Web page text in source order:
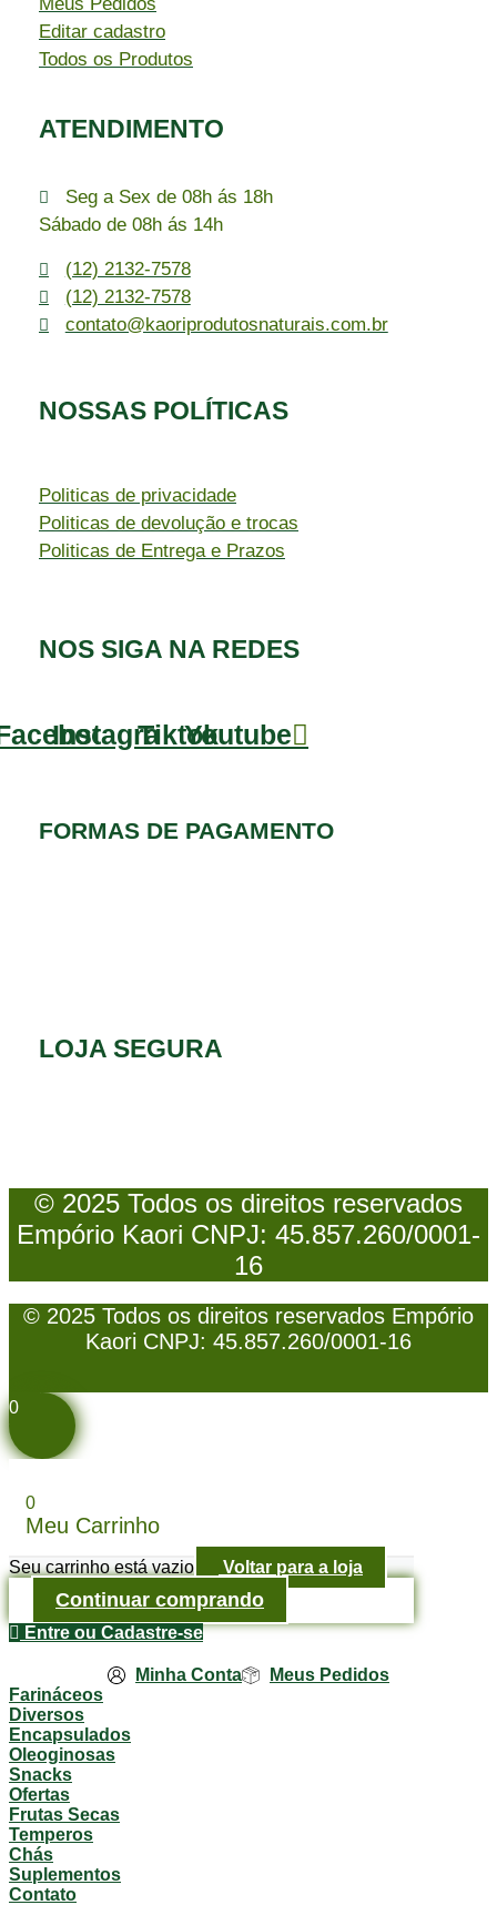
Meus Pedidos
Editar cadastro
Todos os Produtos
ATENDIMENTO
Seg a Sex de 08h ás 18h
Sábado de 08h ás 14h
(12) 2132-7578
(12) 2132-7578
contato@kaoriprodutosnaturais.com.br
NOSSAS POLÍTICAS
Politicas de privacidade
Politicas de devolução e trocas
Politicas de Entrega e Prazos
NOS SIGA NA REDES
Instagram
TiktokYoutube
FORMAS DE PAGAMENTO
LOJA SEGURA
© 2025 Todos os direitos reservados
Empório Kaori CNPJ: 45.857.260/0001-
16
© 2025 Todos os direitos reservados Empório
Kaori CNPJ: 45.857.260/0001-16
0
0
Meu Carrinho
Seu carrinho está vazio Voltar para a loja
Continuar comprando
Entre ou Cadastre-se
Minha Conta
Meus Pedidos
Farináceos
Diversos
Encapsulados
Oleoginosas
Snacks
Ofertas
Frutas Secas
Temperos
Chás
Suplementos
Contato